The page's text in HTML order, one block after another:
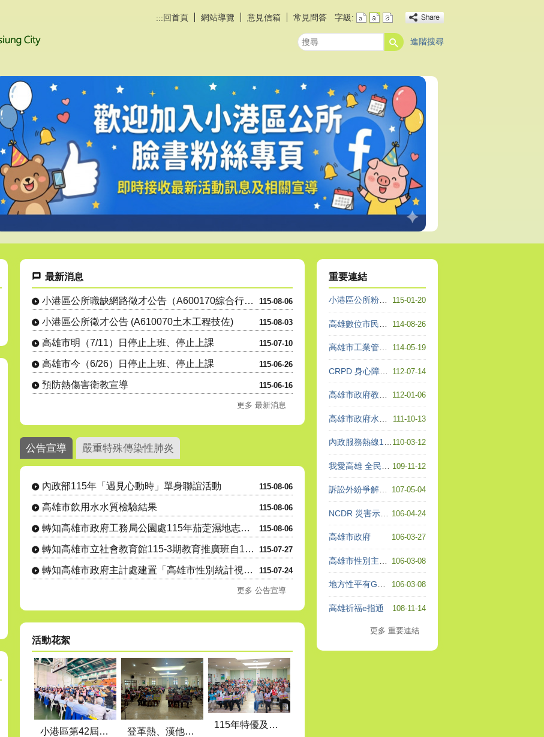
:::回首頁 網站導覽 意見信箱 常見問答 字級:
搜
進階搜尋
最新消息
115-08-06
小港區公所職缺網路徵才公告（A600170綜合行政職系里幹事....
115-08-03
小港區公所徵才公告 (A610070土木工程技佐)
115-07-10
高雄市明（7/11）日停止上班、停止上課
115-06-26
高雄市今（6/26）日停止上班、停止上課
115-06-16
預防熱傷害衛教宣導
更多 最新消息
公告宣導 嚴重特殊傳染性肺炎
115-08-06
內政部115年「遇見心動時」單身聯誼活動
115-08-06
高雄市飲用水水質檢驗結果
115-08-06
轉知高雄市政府工務局公園處115年茄萣濕地志工(隊)招募
115-07-27
轉知高雄市立社會教育館115-3期教育推廣班自115年8月1....
115-07-24
轉知高雄市政府主計處建置「高雄市性別統計視覺化查詢平臺」，歡....
更多 公告宣導
活動花絮
小港區第42屆區長盃桌球錦標賽 登革熱、漢他病毒、交通安全及反毒宣導
115年特優及資深鄰長表揚活動暨健保業務及節能減碳宣導活動
重要連結
115-01-20
小港區公所粉絲團
114-08-26
高雄數位市民平台
114-05-19
高雄市工業管線查詢系統
112-07-14
CRPD 身心障礙者權利公約
112-01-06
高雄市政府教育局各項表單下載專區
111-10-13
高雄市政府水利局 - 工程進度整合
110-03-12
內政服務熱線1996
109-11-12
我愛高雄 全民一起做志工
107-05-04
訴訟外紛爭解決（ADR）機 構查詢平台
106-04-24
NCDR 災害示警公開資料平台
106-03-27
高雄市政府
106-03-08
高雄市性別主流化及消除婦女歧視公約
106-03-08
地方性平有GO站
108-11-14
高雄祈福e指通
更多 重要連結